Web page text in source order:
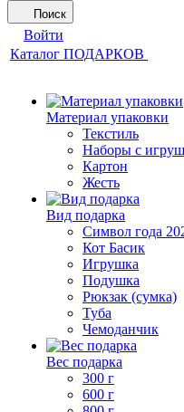
Поиск
Войти
Каталог ПОДАРКОВ
Материал упаковки
Текстиль
Наборы с
Картон
Жесть
Вид подарка
Символ года
Кот Басик
Игрушка
Подушка
Рюкзак (сумка)
Туба
Чемоданчик
Вес подарка
300 г
600 г